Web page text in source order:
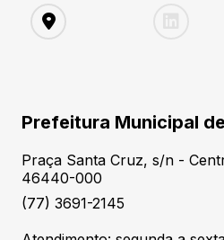
Prefeitura Municipal
Praça Santa Cruz, s/n -
46440-000
(77) 3691-2145